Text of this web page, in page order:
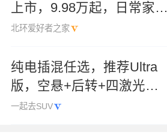
上市，9.98万起，日常家用
够用吗？
北环爱好者之家
纯电插混任选，推荐Ultra
版，空悬+后转+四激光，
岚图泰山X8上市
一起去SUV